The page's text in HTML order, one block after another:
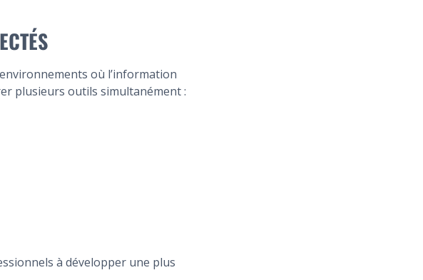
où l’information
plusieurs outils simultanément :
à développer une plus